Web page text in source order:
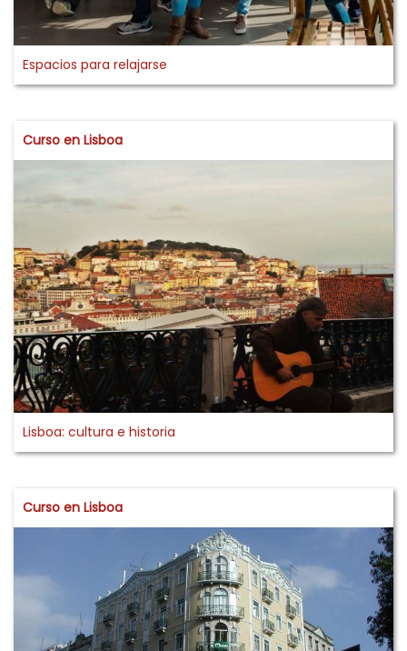
Espacios para relajarse
Curso en Lisboa
Lisboa: cultura e historia
Curso en Lisboa